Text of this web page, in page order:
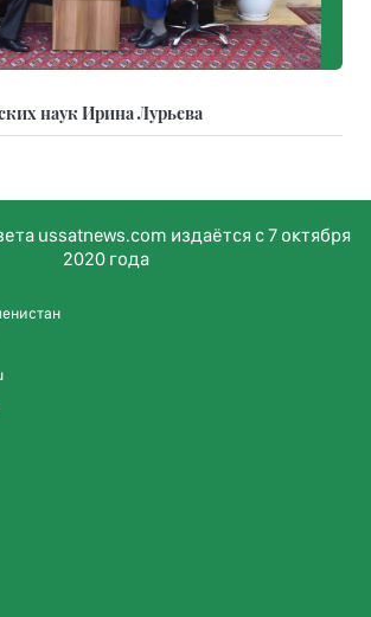
наук Ирина Лурьева
ussatnews.com издаётся с 7 октября
2020 года